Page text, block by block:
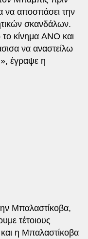
να αποσπάσει την
σκανδάλων.
κίνημα ANO και
να αναστείλω
έγραψε η
Μπαλαστίκοβα,
τέτοιους
η Μπαλαστίκοβα